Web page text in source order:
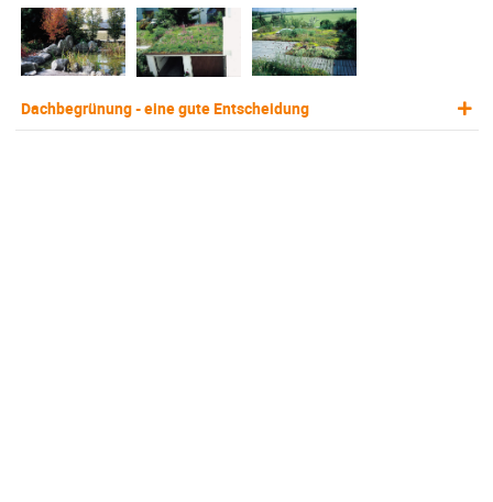
Dachbegrünung - eine gute Entscheidung